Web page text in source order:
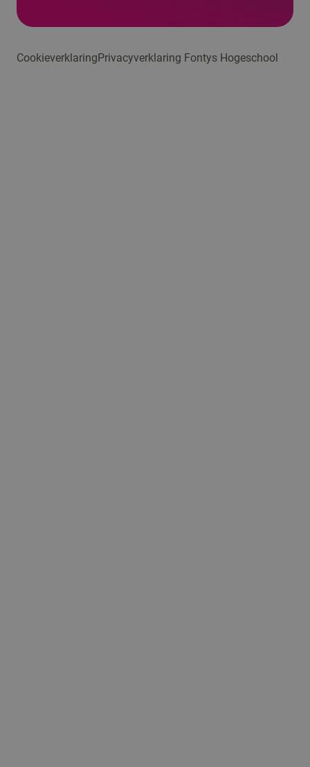
CookieverklaringPrivacyverklaring Fontys Hogeschool